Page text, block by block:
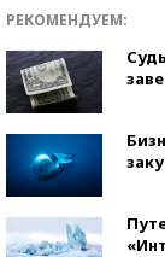
РЕКОМЕНДУЕМ: